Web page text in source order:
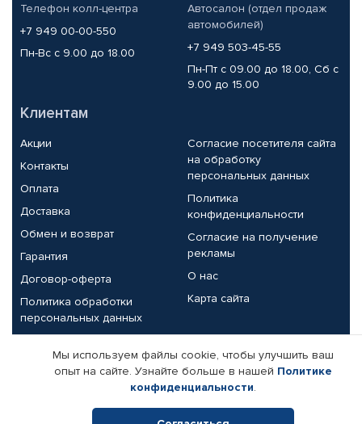
Телефон колл-центра
+7 949 00-00-550
Пн-Вс с 9.00 до 18.00
Автосалон (отдел продаж
автомобилей)
+7 949 503-45-55
Пн-Пт с 09.00 до 18.00, Сб с
9.00 до 15.00
Клиентам
Акции
Контакты
Оплата
Доставка
Обмен и возврат
Гарантия
Договор-оферта
Политика обработки
персональных данных
Согласие посетителя сайта
на обработку
персональных данных
Политика
конфиденциальности
Согласие на получение
рекламы
О нас
Карта сайта
Партнерам
Корпоративным клиентам
Поставщикам
Реквизиты компании
Мы используем файлы cookie, чтобы улучшить ваш
опыт на сайте. Узнайте больше в нашей Политике
конфиденциальности.